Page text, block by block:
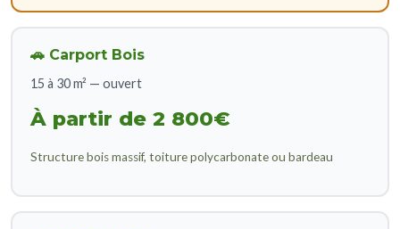
🚗 Carport Bois
15 à 30 m² — ouvert
À partir de 2 800€
Structure bois massif, toiture polycarbonate ou bardeau